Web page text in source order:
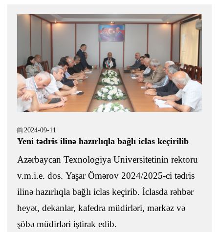
2024-09-11
Yeni tədris ilinə hazırlıqla bağlı iclas keçirilib
Azərbaycan Texnologiya Universitetinin rektoru
v.m.i.e. dos. Yaşar Ömərov 2024/2025-ci tədris
ilinə hazırlıqla bağlı iclas keçirib. İclasda rəhbər
heyət, dekanlar, kafedra müdirləri, mərkəz və
şöbə müdirləri iştirak edib.